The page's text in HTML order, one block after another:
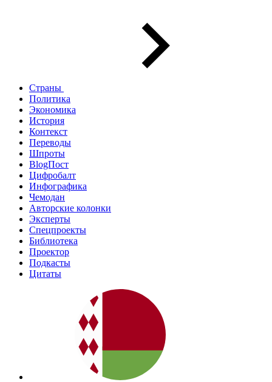
Страны
Политика
Экономика
История
Контекст
Переводы
Шпроты
BlogПост
Цифробалт
Инфографика
Чемодан
Авторские колонки
Эксперты
Спецпроекты
Библиотека
Проектор
Подкасты
Цитаты